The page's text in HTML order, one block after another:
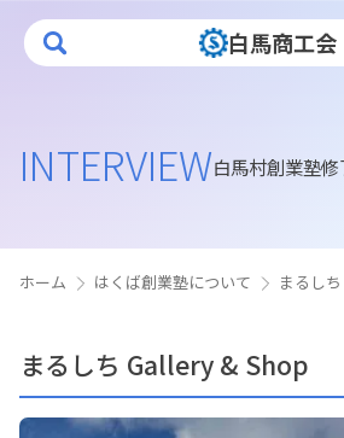
白馬商工会
白馬商工会について
補助金
入会案内
INTERVIEW白馬村創業塾
ホーム はくば創業塾について まるし
まるしち Gallery & Shop